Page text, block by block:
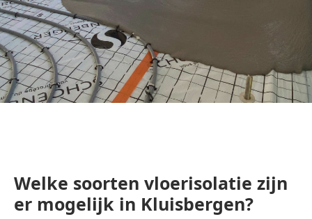
Welke soorten vloerisolatie zijn
er mogelijk in Kluisbergen?